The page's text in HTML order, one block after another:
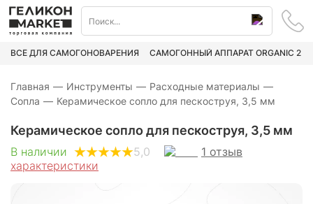
ВСЁ ДЛЯ САМОГОНОВАРЕНИЯ САМОГОННЫЙ АППАРАТ ORGANIC 2
Главная — Инструменты — Расходные материалы —
Сопла — Керамическое сопло для пескоструя, 3,5 мм
Керамическое сопло для пескоструя, 3,5 мм
В наличии 5,0 1 отзыв
характеристики